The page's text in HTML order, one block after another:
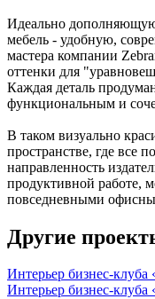
Идеально
мебель - удобную,
мастера компании
оттенки для
Каждая деталь
функциональным и
В таком визуально
пространстве, где все
направленность
продуктивной работе,
повседневными
Другие
Интерьер бизнес-клуба
Интерьер бизнес-клуба